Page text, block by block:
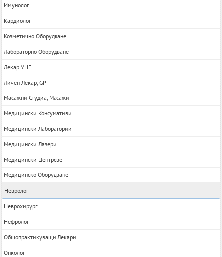
Имунолог
Кардиолог
Козметично Оборудване
Лабораторно Оборудване
Лекар УНГ
Личен Лекар, GP
Масажни Студиа, Масажи
Медицински Консумативи
Медицински Лаборатории
Медицински Лазери
Медицински Центрове
Медицинско Оборудване
Невролог
Неврохирург
Нефролог
Общопрактикуващи Лекари
Онколог